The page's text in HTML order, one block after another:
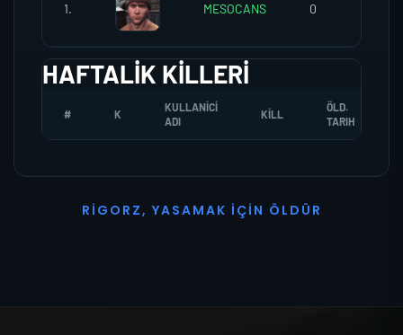
1. MESOCANS 0
HAFTALIK KILLERI
# K
KULLANICI
ADI
KILL
ÖLD.
TARIH
R I G O R Z, YASAMAK İ ÇI N Ö L D Ü R